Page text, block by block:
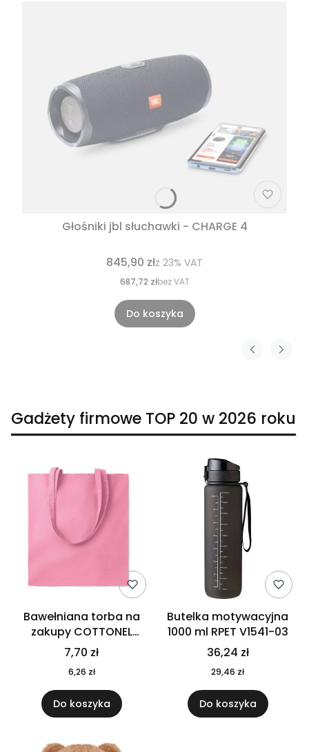
Głośniki jbl słuchawki - CHARGE 4
845,90 złz 23% VAT
687,72 złbez VAT
Do koszyka
Gadżety firmowe TOP 20 w 2026 roku
Bawełniana torba na
zakupy COTTONEL
COLOUR++ MO9846-11
7,70 zł
6,26 zł
Do koszyka
Butelka motywacyjna
1000 ml RPET V1541-03
36,24 zł
29,46 zł
Do koszyka